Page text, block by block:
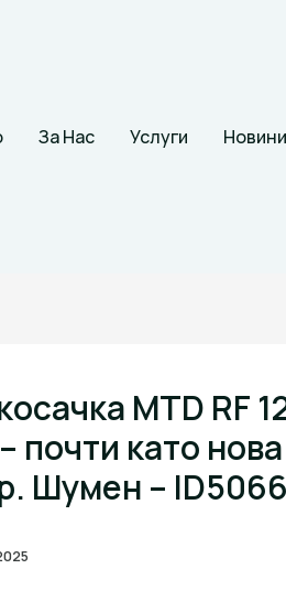
За Нас Услуги Новини
MTD RF
почти като
Шумен –